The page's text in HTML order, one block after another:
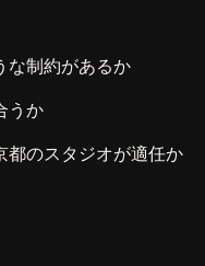
な制約があるか
うか
都のスタジオが適任か